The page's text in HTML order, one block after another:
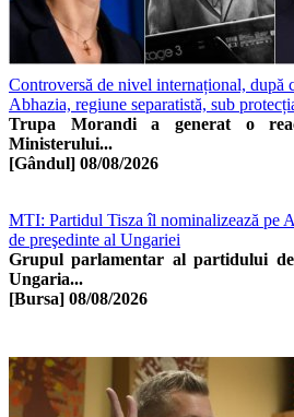
Controversă de nivel internațional, după
Abhazia, regiune separatistă, sub
Trupa Morandi a generat o
Ministerului...
[Gândul] 08/08/2026
MTI: Partidul Tisza îl nominalizează pe
de preşedinte al Ungariei
Grupul parlamentar al partidului
Ungaria...
[Bursa] 08/08/2026